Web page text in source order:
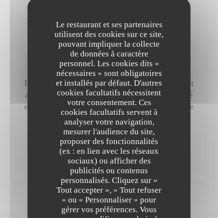
Le restaurant et ses partenaires
utilisent des cookies sur ce site,
pouvant impliquer la collecte
de données à caractère
personnel. Les cookies dits «
nécessaires » sont obligatoires
et installés par défaut. D'autres
cookies facultatifs nécessitent
votre consentement. Ces
cookies facultatifs servent à
analyser votre navigation,
mesurer l'audience du site,
proposer des fonctionnalités
(ex : en lien avec les réseaux
sociaux) ou afficher des
publicités ou contenus
personnalisés. Cliquez sur «
Tout accepter », « Tout refuser
» ou « Personnaliser » pour
gérer vos préférences. Vous
Le fromage autrement, en fraîcheur
25,00 EUR
La gourmandise de la fraise Dream, en confit et
au naturel, plaisir d’un sorbet de yaourt acidulé
enrobé d’un nuage de livèche, biscuit d’amande
croquant et fraîcheur d’une eau de gariguette
Route des Vins en 6 Verres
120,00 EUR